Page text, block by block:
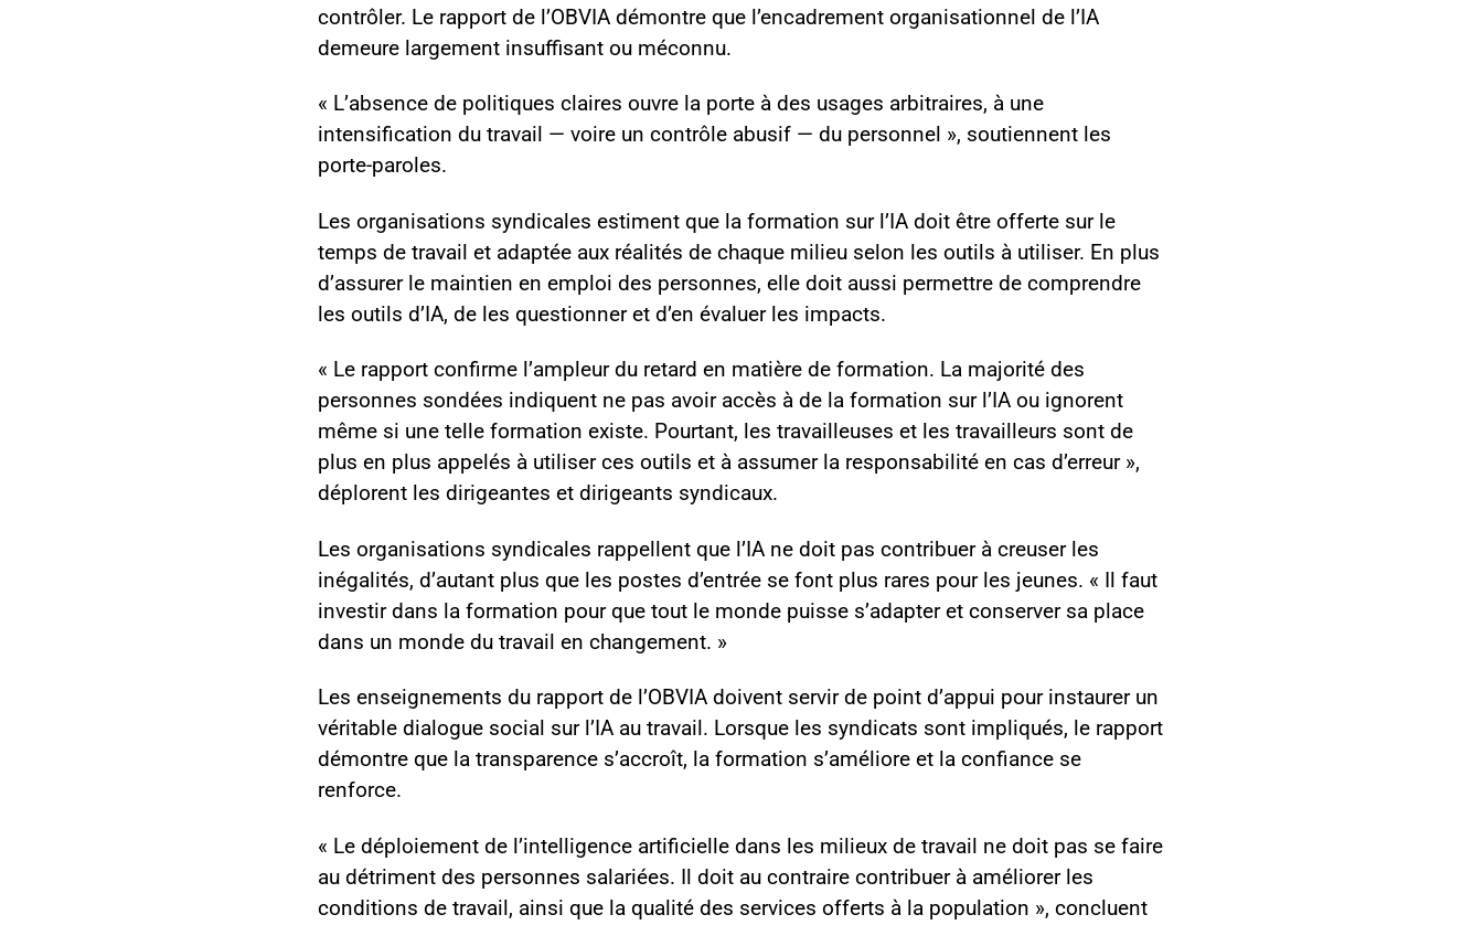
contrôler. Le rapport de l’OBVIA démontre que l’encadrement organisationnel de l’IA
demeure largement insuffisant ou méconnu.
« L’absence de politiques claires ouvre la porte à des usages arbitraires, à une
intensification du travail — voire un contrôle abusif — du personnel », soutiennent les
porte-paroles.
Les organisations syndicales estiment que la formation sur l’IA doit être offerte sur le
temps de travail et adaptée aux réalités de chaque milieu selon les outils à utiliser. En plus
d’assurer le maintien en emploi des personnes, elle doit aussi permettre de comprendre
les outils d’IA, de les questionner et d’en évaluer les impacts.
« Le rapport confirme l’ampleur du retard en matière de formation. La majorité des
personnes sondées indiquent ne pas avoir accès à de la formation sur l’IA ou ignorent
même si une telle formation existe. Pourtant, les travailleuses et les travailleurs sont de
plus en plus appelés à utiliser ces outils et à assumer la responsabilité en cas d’erreur »,
déplorent les dirigeantes et dirigeants syndicaux.
Les organisations syndicales rappellent que l’IA ne doit pas contribuer à creuser les
inégalités, d’autant plus que les postes d’entrée se font plus rares pour les jeunes. « Il faut
investir dans la formation pour que tout le monde puisse s’adapter et conserver sa place
dans un monde du travail en changement. »
Les enseignements du rapport de l’OBVIA doivent servir de point d’appui pour instaurer un
véritable dialogue social sur l’IA au travail. Lorsque les syndicats sont impliqués, le rapport
démontre que la transparence s’accroît, la formation s’améliore et la confiance se
renforce.
« Le déploiement de l’intelligence artificielle dans les milieux de travail ne doit pas se faire
au détriment des personnes salariées. Il doit au contraire contribuer à améliorer les
conditions de travail, ainsi que la qualité des services offerts à la population », concluent